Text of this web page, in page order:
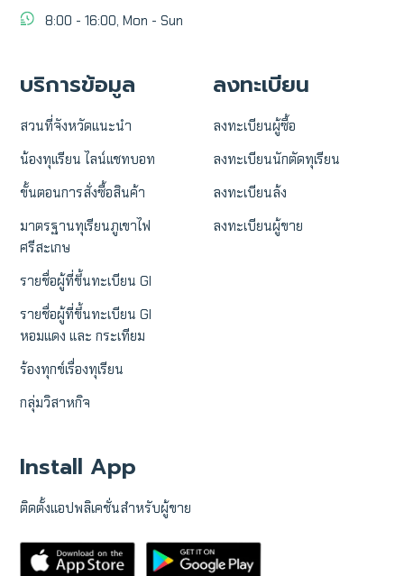
8:00 - 16:00, Mon - Sun
บริการข้อมูล
สวนที่จังหวัดแนะนำ
น้องทุเเรียน ไลน์แชทบอท
ขั้นตอนการสั่งซื้อสินค้า
มาตรฐานทุเรียนภูเขาไฟ
ศรีสะเกษ
รายชื่อผู้ที่ขึ้นทะเบียน GI
รายชื่อผู้ที่ขึ้นทะเบียน GI
หอมแดง และ กระเทียม
ร้องทุกข์เรื่องทุเรียน
กลุ่มวิสาหกิจ
ลงทะเบียน
ลงทะเบียนผู้ซื้อ
ลงทะเบียนนักตัดทุเรียน
ลงทะเบียนล้ง
ลงทะเบียนผู้ขาย
Install App
ติดตั้งแอปพลิเคชั่นสำหรับผู้ขาย